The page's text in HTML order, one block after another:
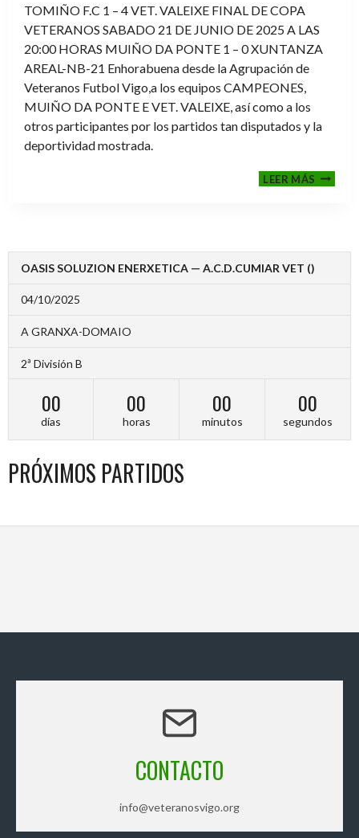
TOMIÑO F.C 1 – 4 VET. VALEIXE FINAL DE COPA
VETERANOS SABADO 21 DE JUNIO DE 2025 A LAS
20:00 HORAS MUIÑO DA PONTE 1 – 0 XUNTANZA
AREAL-NB-21 Enhorabuena desde la Agrupación de
Veteranos Futbol Vigo,a los equipos CAMPEONES,
MUIÑO DA PONTE E VET. VALEIXE, así como a los
otros participantes por los partidos tan disputados y la
deportividad mostrada.
LEER MÁS
2024-
OASIS SOLUZION ENERXETICA — A.C.D.CUMIAR VET ()
04/10/2025
A GRANXA-DOMAIO
2ª División B
00
días
00
horas
00
minutos
00
segundos
PRÓXIMOS PARTIDOS
CONTACTO
info@veteranosvigo.org